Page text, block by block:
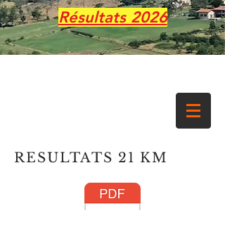
Résultats 2026
RESULTATS 21 KM